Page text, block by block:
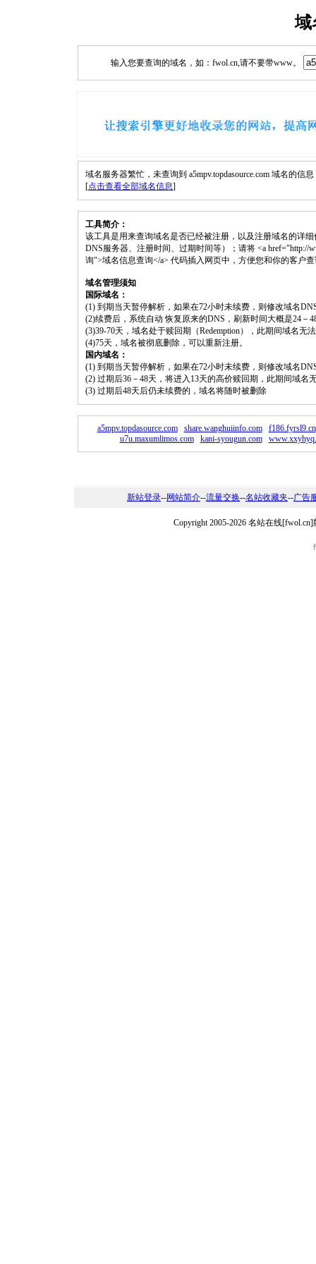
域
输入您要查询的域名，如：fwol.cn,请不要带www。
域名服务器繁忙，未查询到 a5mpv.topdasource.com 域名的信息
[点击查看全部域名信息]
工具简介：
该工具是用来查询域名是否已经被注册，以及注册域名的详
DNS服务器、注册时间、过期时间等）；请将 <a href="http://
询">域名信息查询</a> 代码插入网页中，方便您和你的客户
域名管理须知
国际域名：
(1) 到期当天暂停解析，如果在72小时未续费，则修改域名
(2)续费后，系统自动 恢复原来的DNS，刷新时间大概是24－
(3)39-70天，域名处于赎回期（Redemption），此期间域名无
(4)75天，域名被彻底删除，可以重新注册。
国内域名：
(1) 到期当天暂停解析，如果在72小时未续费，则修改域名
(2) 过期后36－48天，将进入13天的高价赎回期，此期间域名
(3) 过期后48天后仍未续费的，域名将随时被删除
a5mpv.topdasource.com share.wanghuiinfo.com
f186.fyrsl9.cn
u7u.maxumlimos.com
kani-syougun.com
新站登录--网站简介--流量交换--名站收藏夹--广告
Copyright 2005-2026 名站在线